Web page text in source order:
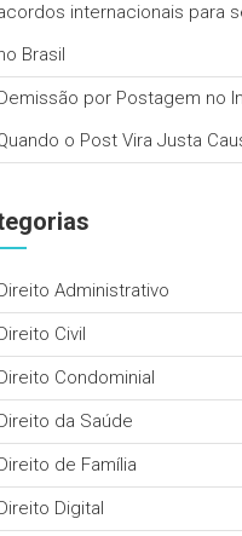
internacionais para
Brasil
por Postagem no
o Post Vira Justa
Administrativo
Civil
Condominial
da Saúde
de Família
Digital